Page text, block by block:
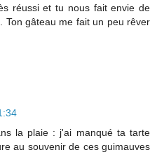
réussi et tu nous fait envie de
Ton gâteau me fait un peu rêver
la plaie : j'ai manqué ta tarte
au souvenir de ces guimauves